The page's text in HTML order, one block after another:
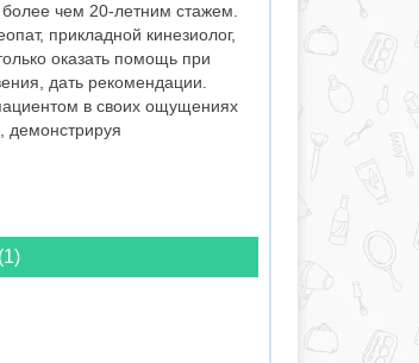
чем 20-летним стажем.
прикладной кинезиолог,
оказать помощь при
дать рекомендации.
в своих ощущениях
демонстрируя